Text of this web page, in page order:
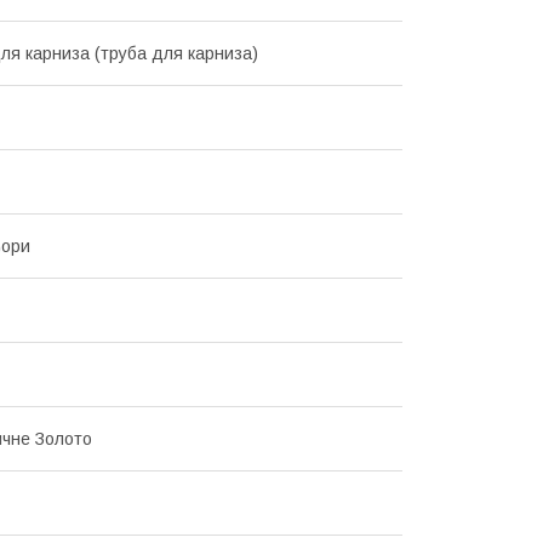
карниза (труба для карниза)
Золото